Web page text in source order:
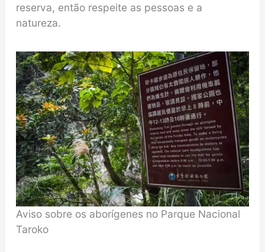
reserva, então respeite as pessoas e a
natureza.
Aviso sobre os aborígenes no Parque Nacional
Taroko